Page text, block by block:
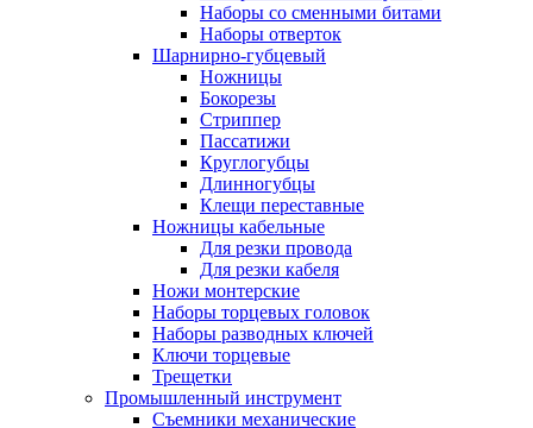
Наборы со сменными битами
Наборы отверток
Шарнирно-губцевый
Ножницы
Бокорезы
Стриппер
Пассатижи
Круглогубцы
Длинногубцы
Клещи переставные
Ножницы кабельные
Для резки провода
Для резки кабеля
Ножи монтерские
Наборы торцевых головок
Наборы разводных ключей
Ключи торцевые
Трещетки
Промышленный инструмент
Съемники механические